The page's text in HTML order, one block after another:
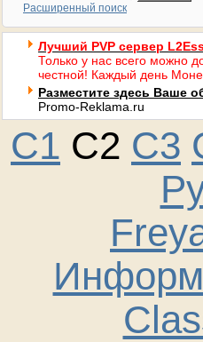
Расширенный поиск
Лучший PVP сервер
Только у нас всего можно
честной! Каждый день
Разместите здесь Ваше
Promo-Reklama.ru
C1 C2 C3